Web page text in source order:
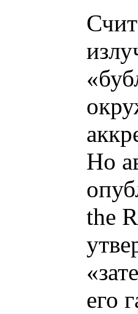
Но
the
его